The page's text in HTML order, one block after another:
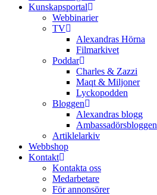
Kunskapsportal
Webbinarier
TV
Alexandras Hörna
Filmarkivet
Poddar
Charles & Zazzi
Maqt & Miljoner
Lyckopodden
Bloggen
Alexandras blogg
Ambassadörsbloggen
Artiklelarkiv
Webbshop
Kontakt
Kontakta oss
Medarbetare
För annonsörer